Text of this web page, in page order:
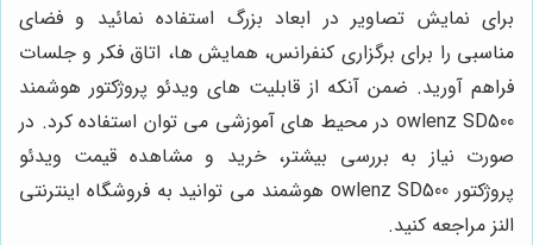
برای نمایش تصاویر در ابعاد بزرگ استفاده نمائید و فضای
مناسبی را برای برگزاری کنفرانس، همایش ها، اتاق فکر و جلسات
فراهم آورید. ضمن آنکه از قابلیت های ویدئو پروژکتور هوشمند
owlenz SD500 در محیط های آموزشی می توان استفاده کرد. در
صورت نیاز به بررسی بیشتر، خرید و مشاهده قیمت ویدئو
پروژکتور owlenz SD500 هوشمند می توانید به فروشگاه اینترنتی
النز مراجعه کنید.